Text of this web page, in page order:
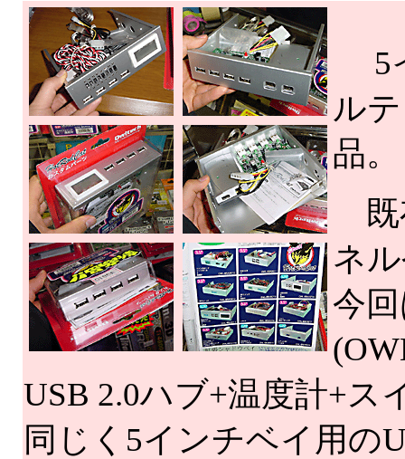
5
ル
品。
既
ネ
今
USB 2.0ハブ+温度計+ス
同じく5インチベイ用の